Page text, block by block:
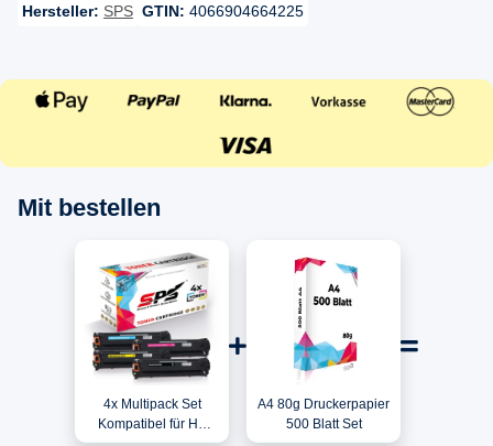
Hersteller: SPS GTIN: 4066904664225
Mit bestellen
4x Multipack Set
Kompatibel für HP
A4 80g Druckerpapier
500 Blatt Set